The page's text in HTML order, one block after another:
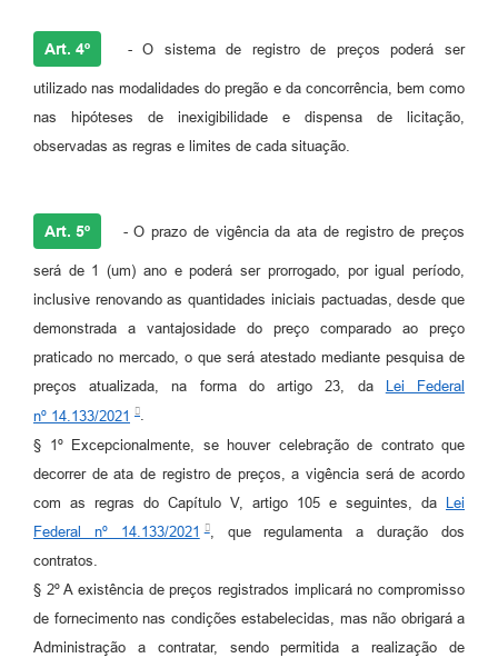
Art. 4º - O sistema de registro de preços poderá ser
utilizado nas modalidades do pregão e da concorrência, bem como
nas hipóteses de inexigibilidade e dispensa de licitação,
observadas as regras e limites de cada situação.
Art. 5º - O prazo de vigência da ata de registro de preços
será de 1 (um) ano e poderá ser prorrogado, por igual período,
inclusive renovando as quantidades iniciais pactuadas, desde que
demonstrada a vantajosidade do preço comparado ao preço
praticado no mercado, o que será atestado mediante pesquisa de
preços atualizada, na forma do artigo 23, da
Lei Federal
nº 14.133/2021
.
§ 1º Excepcionalmente, se houver celebração de contrato que
decorrer de ata de registro de preços, a vigência será de acordo
com as regras do Capítulo V, artigo 105 e seguintes, da
Lei
Federal nº 14.133/2021
, que regulamenta a duração dos
contratos.
§ 2º A existência de preços registrados implicará no compromisso
de fornecimento nas condições estabelecidas, mas não obrigará a
Administração a contratar, sendo permitida a realização de